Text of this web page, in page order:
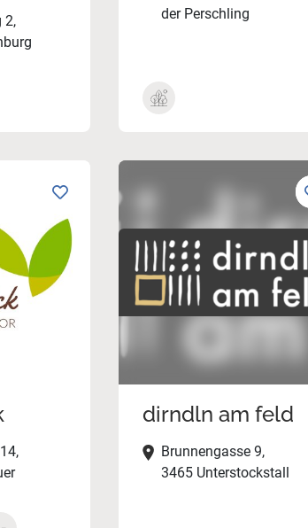
2,
der Perschling
dirndln am feld
Brunnengasse 9,
3465 Unterstockstall